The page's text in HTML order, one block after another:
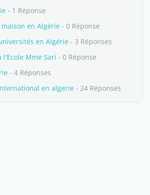
- 1 Réponse
maison en Algérie - 0 Réponse
en Algérie - 3 Réponses
l'Ecole Mme Sari - 0 Réponse
- 4 Réponses
en algerie - 24 Réponses